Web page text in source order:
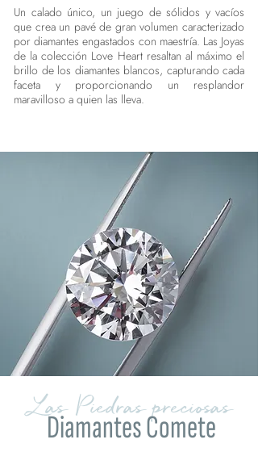
Un calado único, un juego de sólidos y vacíos
que crea un pavé de gran volumen caracterizado
por diamantes engastados con maestría. Las Joyas
de la colección Love Heart resaltan al máximo el
brillo de los diamantes blancos, capturando cada
faceta y proporcionando un resplandor
maravilloso a quien las lleva.
Las Piedras preciosas
Diamantes Comete